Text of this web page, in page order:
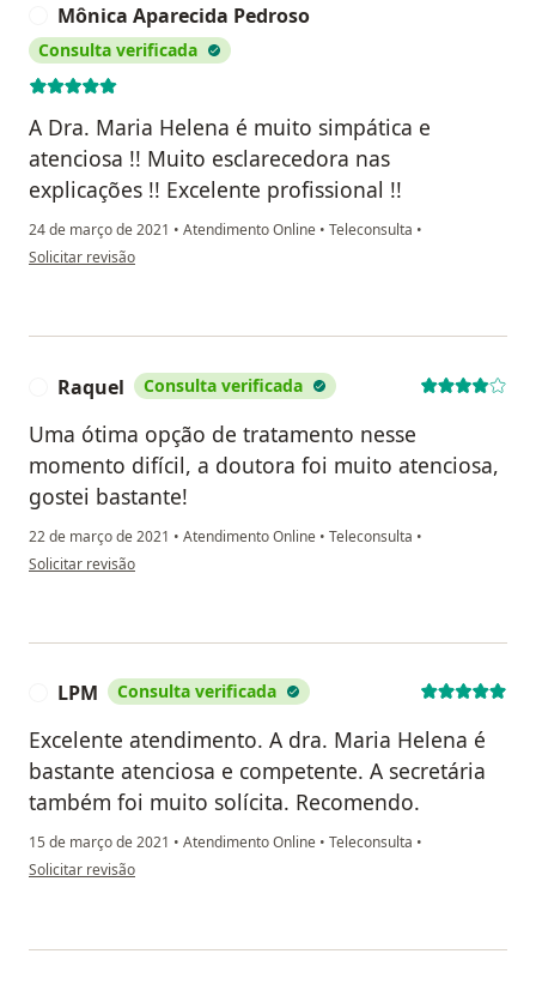
Mônica Aparecida Pedroso
Consulta verificada
A Dra. Maria Helena é muito simpática e
atenciosa !! Muito esclarecedora nas
explicações !! Excelente profissional !!
24 de março de 2021 • Atendimento Online • Teleconsulta •
na opinião do utilizador Mônica Aparecida Pedroso
Solicitar revisão
Raquel Consulta verificada
Uma ótima opção de tratamento nesse
momento difícil, a doutora foi muito atenciosa,
gostei bastante!
22 de março de 2021 • Atendimento Online • Teleconsulta •
na opinião do utilizador Raquel
Solicitar revisão
LPM Consulta verificada
Excelente atendimento. A dra. Maria Helena é
bastante atenciosa e competente. A secretária
também foi muito solícita. Recomendo.
15 de março de 2021 • Atendimento Online • Teleconsulta •
na opinião do utilizador LPM
Solicitar revisão